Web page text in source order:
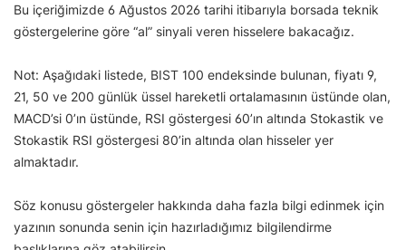
Bu içeriğimizde 6 Ağustos 2026 tarihi itibarıyla borsada teknik
göstergelerine göre “al” sinyali veren hisselere bakacağız.
Not: Aşağıdaki listede, BIST 100 endeksinde bulunan, fiyatı 9,
21, 50 ve 200 günlük üssel hareketli ortalamasının üstünde olan,
MACD’si 0’ın üstünde, RSI göstergesi 60’ın altında Stokastik ve
Stokastik RSI göstergesi 80’in altında olan hisseler yer
almaktadır.
Söz konusu göstergeler hakkında daha fazla bilgi edinmek için
yazının sonunda senin için hazırladığımız bilgilendirme